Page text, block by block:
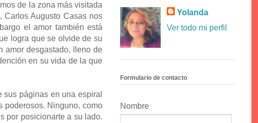
de la zona más visitada
Carlos Augusto Casas nos
el amor también está
logra que se olvide de su
amor desgastado, lleno de
en su vida de la que
páginas en una espiral
poderosos. Ninguno, como
por posicionarte a su lado.
Yolanda
Ver todo mi perfil
Formulario de contacto
Nombre